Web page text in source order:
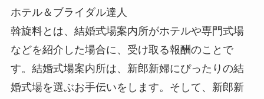
ホテル＆ブライダル達人
斡旋料とは、結婚式場案内所がホテルや専門式場
などを紹介した場合に、受け取る報酬のことで
す。結婚式場案内所は、新郎新婦にぴったりの結
婚式場を選ぶお手伝いをします。そして、新郎新